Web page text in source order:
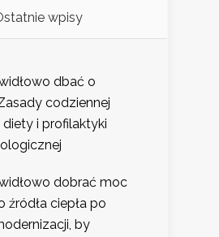
wpisy
dbać o
codziennej
diety i profilaktyki
dobrać moc
źródła ciepła po
by